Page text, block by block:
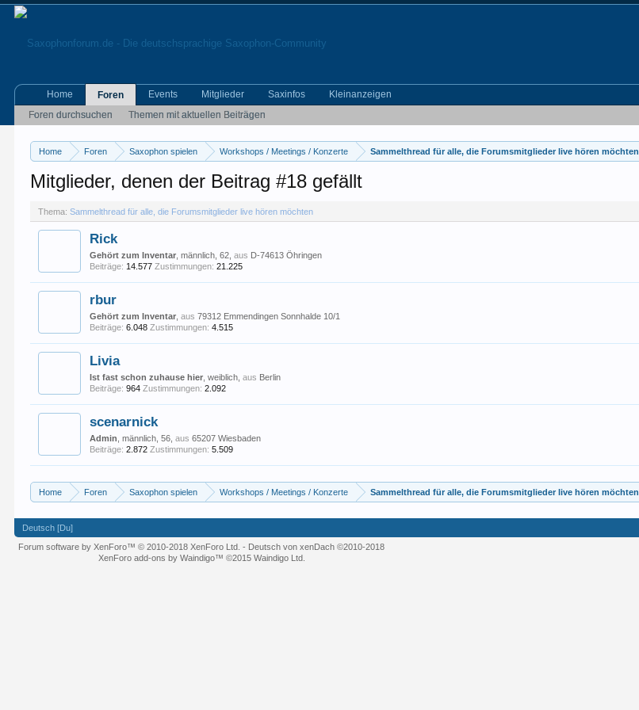
Home Foren Saxophon spielen Workshops / Meetings / Konzerte Sammelthread für alle, die Forumsmitglieder live hören möchten
Mitglieder, denen der Beitrag #18 gefällt
Thema: Sammelthread für alle, die Forumsmitglieder live hören möchten
Rick
Gehört zum Inventar , männlich, 62,aus D-74613 Öhringen
Beiträge: 14.577 Zustimmungen: 21.225
rbur
Gehört zum Inventar ,aus 79312 Emmendingen Sonnhalde 10/1
Beiträge: 6.048 Zustimmungen: 4.515
Livia
Ist fast schon zuhause hier , weiblich,aus Berlin
Beiträge: 964 Zustimmungen: 2.092
scenarnick
Admin , männlich, 56,aus 65207 Wiesbaden
Beiträge: 2.872 Zustimmungen: 5.509
Home Foren Saxophon spielen Workshops / Meetings / Konzerte Sammelthread für alle, die Forumsmitglieder live hören möchten
Home
Foren
Foren durchsuchen
Themen mit aktuellen Beiträgen
Events Mitglieder Saxinfos Kleinanzeigen
Deutsch [Du]
Forum software by XenForo™© 2010-2018 XenForo Ltd. - Deutsch von xenDach©2010-2018
XenForo add-ons by Waindigo™ ©2015 Waindigo Ltd.